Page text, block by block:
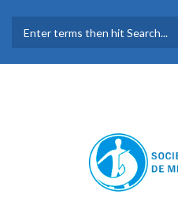
FORMULARIO DE
BÚSQUEDA